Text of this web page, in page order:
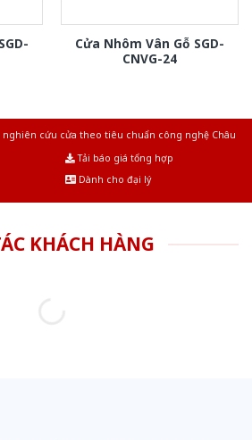
Cửa Nhôm Vân Gỗ SGD-
CNVG-24
cứu cửa theo tiêu chuẩn công nghệ Châu
Tải báo giá tổng hợp
Dành cho đại lý
KHÁCH HÀNG